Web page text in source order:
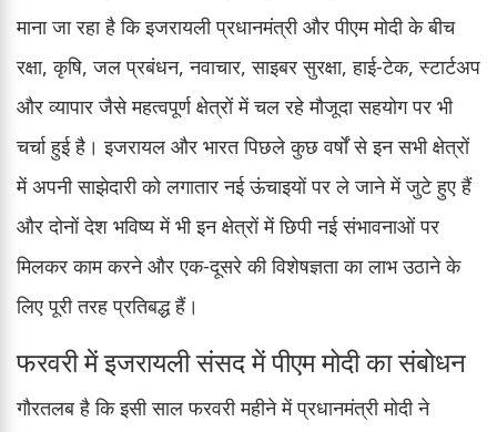
माना जा रहा है कि इजरायली प्रधानमंत्री और पीएम मोदी के बीच
रक्षा, कृषि, जल प्रबंधन, नवाचार, साइबर सुरक्षा, हाई-टेक, स्टार्टअप
और व्यापार जैसे महत्वपूर्ण क्षेत्रों में चल रहे मौजूदा सहयोग पर भी
चर्चा हुई है। इजरायल और भारत पिछले कुछ वर्षों से इन सभी क्षेत्रों
में अपनी साझेदारी को लगातार नई ऊंचाइयों पर ले जाने में जुटे हुए हैं
और दोनों देश भविष्य में भी इन क्षेत्रों में छिपी नई संभावनाओं पर
मिलकर काम करने और एक-दूसरे की विशेषज्ञता का लाभ उठाने के
लिए पूरी तरह प्रतिबद्ध हैं।
फरवरी में इजरायली संसद में पीएम मोदी का संबोधन
गौरतलब है कि इसी साल फरवरी महीने में प्रधानमंत्री मोदी ने